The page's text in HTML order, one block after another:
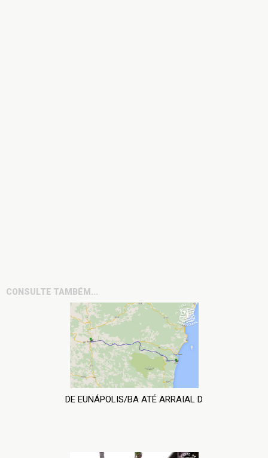
CONSULTE TAMBÉM...
DE EUNÁPOLIS/BA ATÉ ARRAIAL D